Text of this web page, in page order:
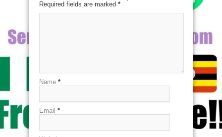
Required fields are marked *
Name *
Email *